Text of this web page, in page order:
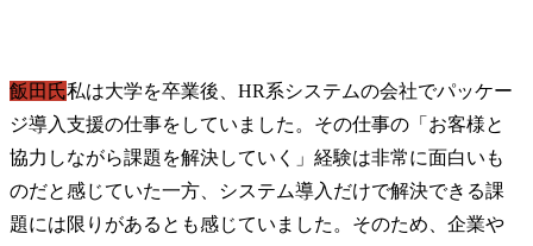
飯田氏私は大学を卒業後、HR系システムの会社でパッケー
ジ導入支援の仕事をしていました。その仕事の「お客様と
協力しながら課題を解決していく」経験は非常に面白いも
のだと感じていた一方、システム導入だけで解決できる課
題には限りがあるとも感じていました。そのため、企業や